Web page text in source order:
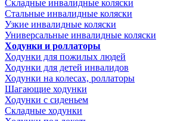
Складные инвалидные коляски
Стальные инвалидные коляски
Узкие инвалидные коляски
Универсальные инвалидные коляски
Ходунки и роллаторы
Ходунки для пожилых людей
Ходунки для детей инвалидов
Ходунки на колесах, роллаторы
Шагающие ходунки
Ходунки с сиденьем
Складные ходунки